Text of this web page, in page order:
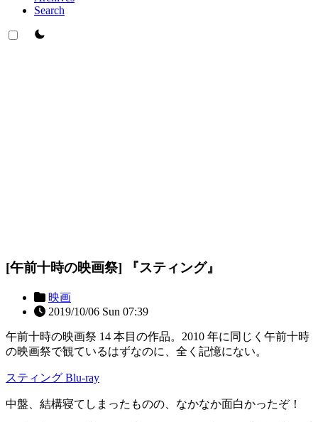
Search
theme switcher
[午前十時の映画祭] 『スティング』
映画
2019/10/06 Sun 07:39
午前十時の映画祭 14 本目の作品。2010 年に同じく午前十時
の映画祭で観ているはずなのに、全く記憶にない。
スティング Blu-ray
中盤、結構寝てしまったものの、なかなか面白かったぞ！